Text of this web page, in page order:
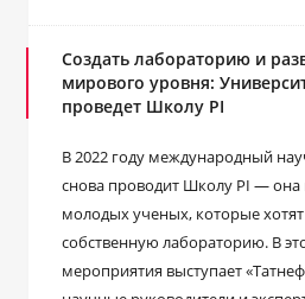
Создать лабораторию и
мирового уровня:
проведет Школу PI
В 2022 году международный
снова проводит Школу PI — она
молодых ученых, которые хотят
собственную лабораторию. В
мероприятия выступает